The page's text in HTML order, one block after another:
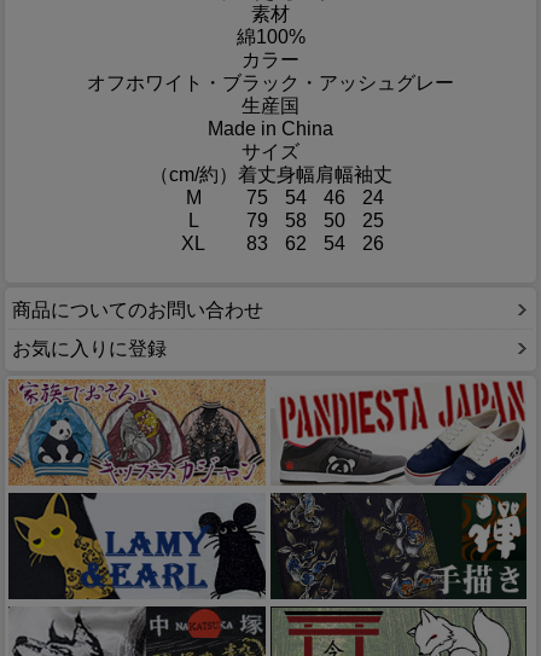
素材
綿100%
カラー
オフホワイト・ブラック・アッシュグレー
生産国
Made in China
サイズ
（cm/約） 着丈身幅肩幅袖丈
M
75 54 46
24
L
79 58 50
25
XL
83 62 54 26
商品についてのお問い合わせ
お気に入りに登録